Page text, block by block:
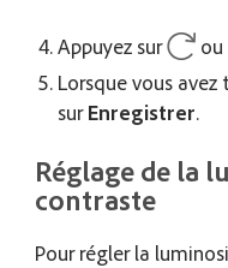
Appuyez sur
Lorsque vous
surEnregistrer.
Réglage de la
contraste
Pour régler la